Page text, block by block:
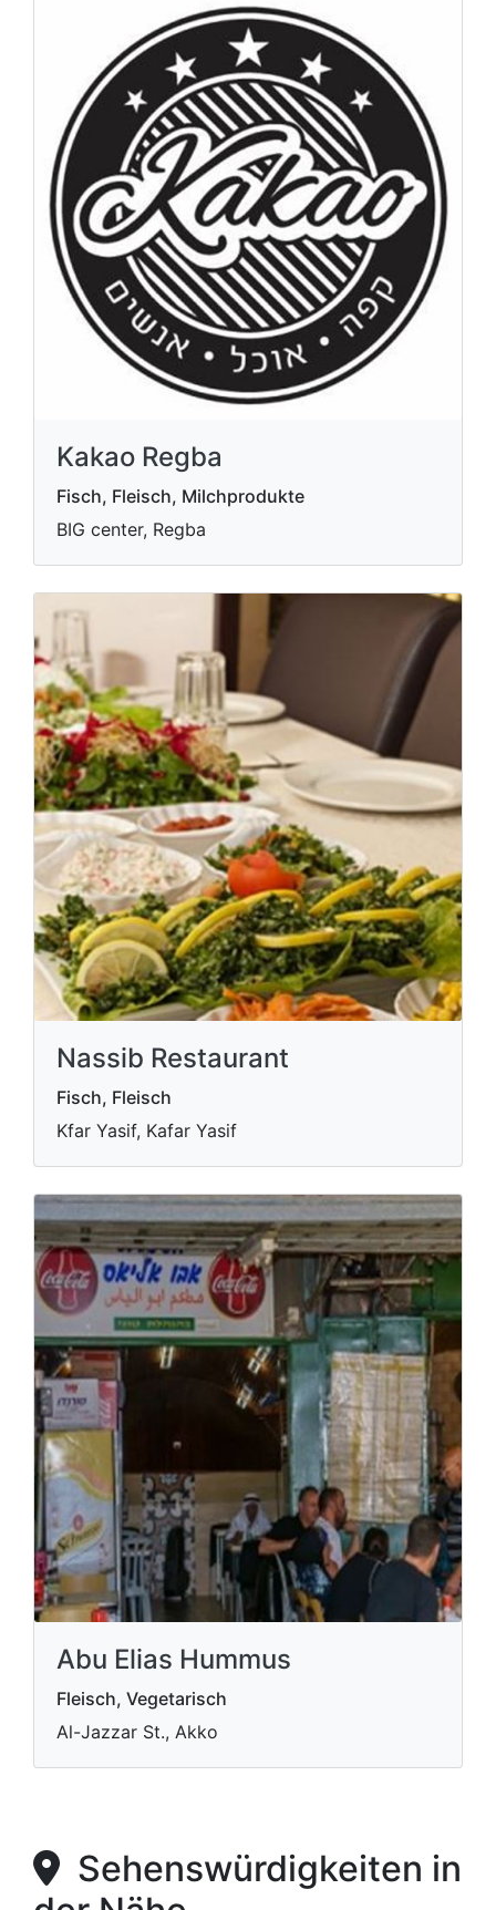
Kakao Regba
Fisch, Fleisch, Milchprodukte
BIG center, Regba
Nassib Restaurant
Fisch, Fleisch
Kfar Yasif, Kafar Yasif
Abu Elias Hummus
Fleisch, Vegetarisch
Al-Jazzar St., Akko
Sehenswürdigkeiten in